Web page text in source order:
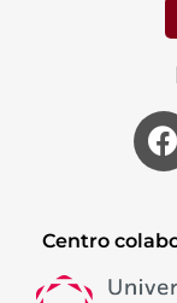
Centro